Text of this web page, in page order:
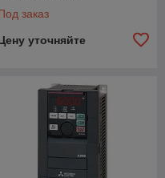
заказ
уточняйте